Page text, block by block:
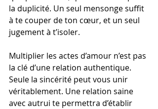
la duplicité. Un seul mensonge suffit
à te couper de ton cœur, et un seul
jugement à t’isoler.
Multiplier les actes d’amour n’est pas
la clé d’une relation authentique.
Seule la sincérité peut vous unir
véritablement. Une relation saine
avec autrui te permettra d’établir